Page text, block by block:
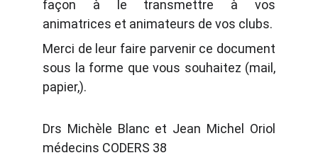
façon à le transmettre à vos
animatrices et animateurs de vos clubs.
Merci de leur faire parvenir ce document
sous la forme que vous souhaitez (mail,
papier,).
Drs Michèle Blanc et Jean Michel Oriol
médecins CODERS 38